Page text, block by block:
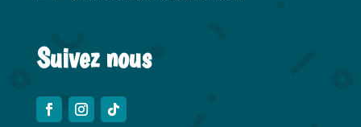
Suivez nous